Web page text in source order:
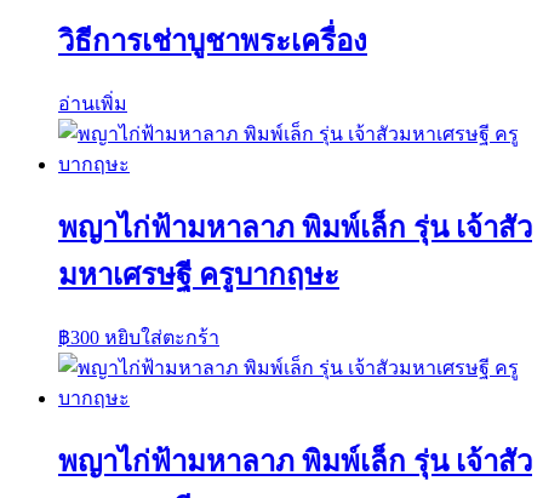
วิธีการเช่าบูชาพระเครื่อง
อ่านเพิ่ม
พญาไก่ฟ้ามหาลาภ พิมพ์เล็ก รุ่น เจ้าสัว
มหาเศรษฐี ครูบากฤษะ
฿300 หยิบใส่ตะกร้า
พญาไก่ฟ้ามหาลาภ พิมพ์เล็ก รุ่น เจ้าสัว